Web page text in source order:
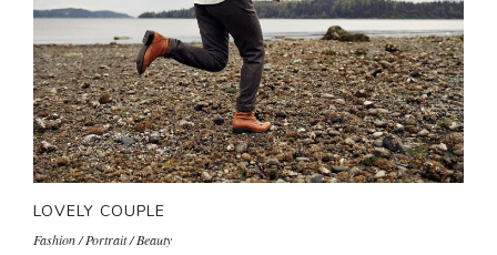
LOVELY COUPLE
Fashion / Portrait / Beauty